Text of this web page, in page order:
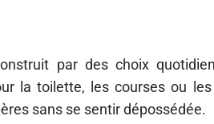
par des choix
la toilette, les courses ou les
sans se sentir dépossédée.